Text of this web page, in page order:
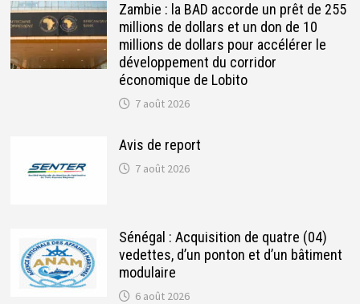
Zambie : la BAD accorde un prêt de 255
millions de dollars et un don de 10
millions de dollars pour accélérer le
développement du corridor
économique de Lobito
7 août 2026
Avis de report
7 août 2026
Sénégal : Acquisition de quatre (04)
vedettes, d’un ponton et d’un bâtiment
modulaire
6 août 2026